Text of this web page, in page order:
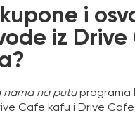
i
iz Drive
nama na putuprograma
Cafe kafu i Drive